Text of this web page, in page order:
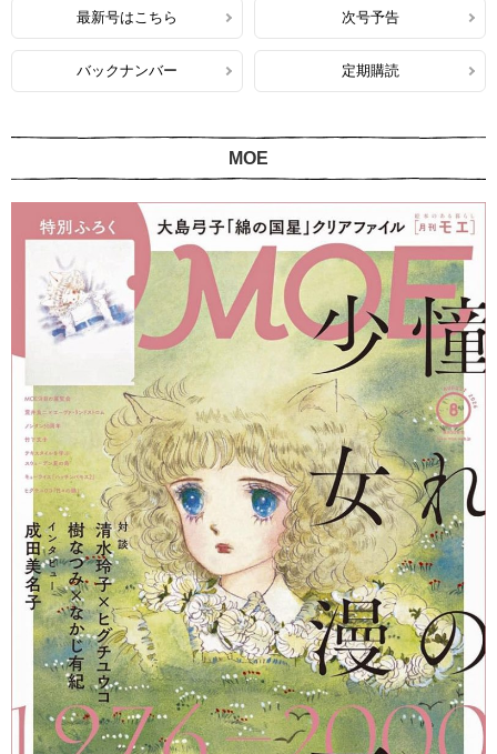
最新号はこちら 次号予告
バックナンバー 定期購読
MOE